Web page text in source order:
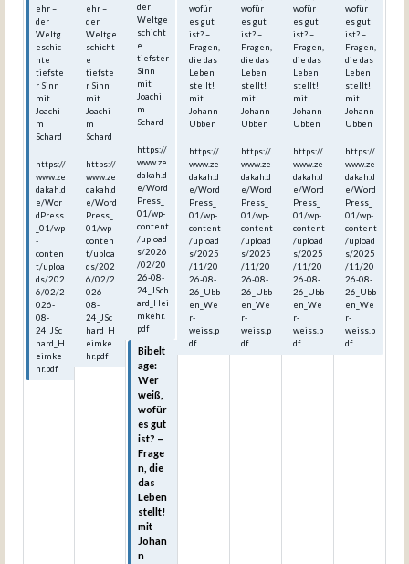
ehr –
der
Weltg
eschic
hte
tiefste
r Sinn
mit
Joachi
m
Schard
https://
www.ze
dakah.d
e/Wor
dPress
_01/wp
-
conten
t/uploa
ds/202
6/02/2
026-
08-
24_JSc
hard_H
eimke
hr.pdf
ehr –
der
Weltge
schicht
e
tiefste
r Sinn
mit
Joachi
m
Schard
https://
www.ze
dakah.d
e/Word
Press_
01/wp-
conten
t/uploa
ds/202
6/02/2
026-
08-
24_JSc
hard_H
eimke
hr.pdf
der
Weltge
schicht
e
tiefster
Sinn
mit
Joachi
m
Schard
https://
www.ze
dakah.d
e/Word
Press_
01/wp-
content
/upload
s/2026
/02/20
26-08-
24_JSch
ard_Hei
mkehr.
pdf
Bibelt
age:
Wer
weiß,
wofür
es gut
ist? –
Frage
n, die
das
Leben
stellt!
mit
Johan
n
wofür
es gut
ist? –
Fragen,
die das
Leben
stellt!
mit
Johann
Ubben
https://
www.ze
dakah.d
e/Word
Press_
01/wp-
content
/upload
s/2025
/11/20
26-08-
26_Ubb
en_We
r-
weiss.p
df
wofür
es gut
ist? –
Fragen,
die das
Leben
stellt!
mit
Johann
Ubben
https://
www.ze
dakah.d
e/Word
Press_
01/wp-
content
/upload
s/2025
/11/20
26-08-
26_Ubb
en_We
r-
weiss.p
df
wofür
es gut
ist? –
Fragen,
die das
Leben
stellt!
mit
Johann
Ubben
https://
www.ze
dakah.d
e/Word
Press_
01/wp-
content
/upload
s/2025
/11/20
26-08-
26_Ubb
en_We
r-
weiss.p
df
wofür
es gut
ist? –
Fragen,
die das
Leben
stellt!
mit
Johann
Ubben
https://
www.ze
dakah.d
e/Word
Press_
01/wp-
content
/upload
s/2025
/11/20
26-08-
26_Ubb
en_We
r-
weiss.p
df